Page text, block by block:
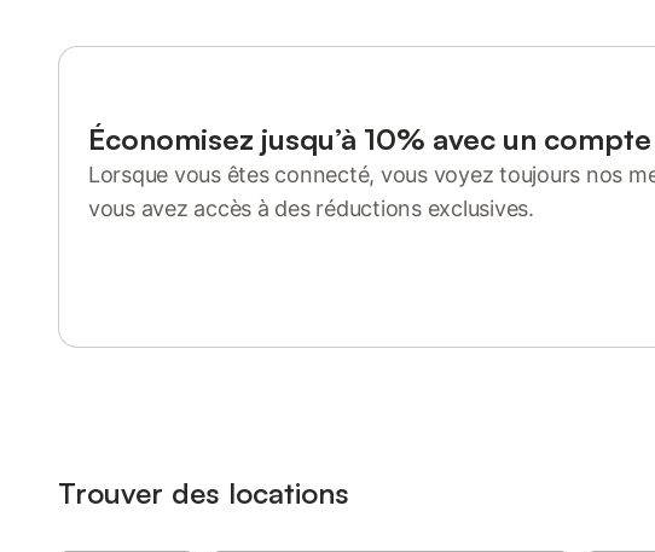
Économisez jusqu’à 10% avec un compte
Lorsque vous êtes connecté, vous voyez toujours nos
vous avez accès à des réductions exclusives.
Trouver des locations